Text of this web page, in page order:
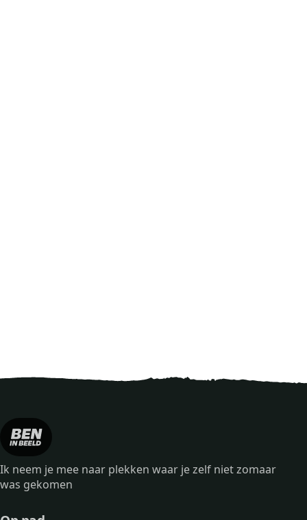
Ik neem je mee naar plekken waar je zelf niet zomaar
was gekomen